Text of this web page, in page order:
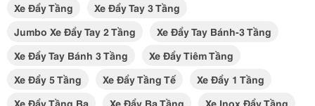
Xe Đẩy Tầng
Xe Đẩy Tay 3 Tầng
Jumbo Xe Đẩy Tay 2 Tầng
Xe Đẩy Tay Bánh-3 Tầng
Xe Đẩy Tay Bánh 3 Tầng
Xe Đẩy Tiêm Tầng
Xe Đẩy 5 Tầng
Xe Đẩy Tầng Tế
Xe Đẩy 1 Tầng
Xe Đẩy Tầng Ba
Xe Đẩy Ba Tầng
Xe Inox Đẩy Tầng